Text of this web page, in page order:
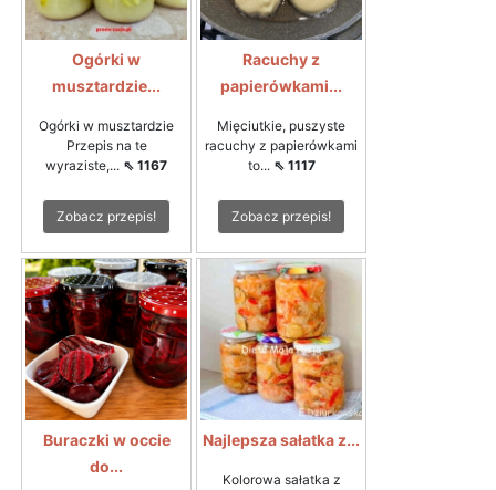
Ogórki w
musztardzie...
Ogórki w musztardzie
Przepis na te
wyraziste,... ⇖ 1167
Zobacz przepis!
Racuchy z
papierówkami...
Mięciutkie, puszyste
racuchy z papierówkami
to... ⇖ 1117
Zobacz przepis!
Buraczki w occie
do...
Najlepsza sałatka z...
Kolorowa sałatka z